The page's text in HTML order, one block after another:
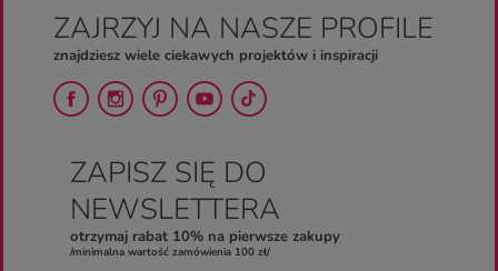
ZAJRZYJ NA NASZE PROFILE
znajdziesz wiele ciekawych projektów i inspiracji
ZAPISZ SIĘ DO
NEWSLETTERA
otrzymaj rabat 10% na pierwsze zakupy
/minimalna wartość zamówienia 100 zł/